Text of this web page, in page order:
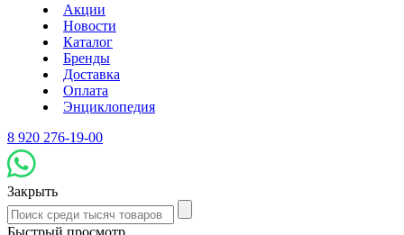
Акции
Новости
Каталог
Бренды
Доставка
Оплата
Энциклопедия
8 920 276-19-00
Закрыть
Быстрый просмотр